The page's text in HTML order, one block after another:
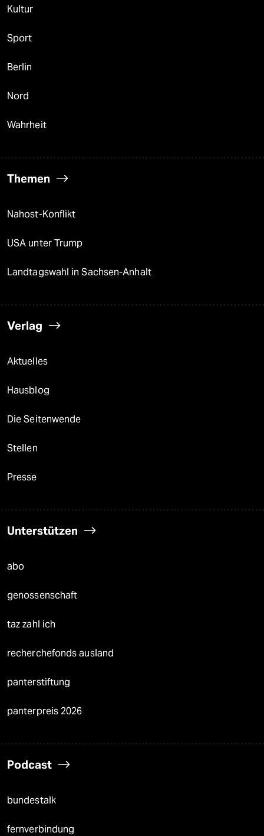
Kultur
Sport
Berlin
Nord
Wahrheit
Themen
Nahost-Konflikt
USA unter Trump
Landtagswahl in Sachsen-Anhalt
Verlag
Aktuelles
Hausblog
Die Seitenwende
Stellen
Presse
Unterstützen
abo
genossenschaft
taz zahl ich
recherchefonds ausland
panterstiftung
panterpreis 2026
Podcast
bundestalk
fernverbindung